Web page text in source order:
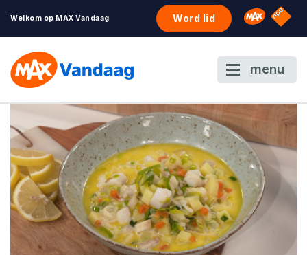
Welkom op MAX Vandaag Word lid Omroep
NPO
menu